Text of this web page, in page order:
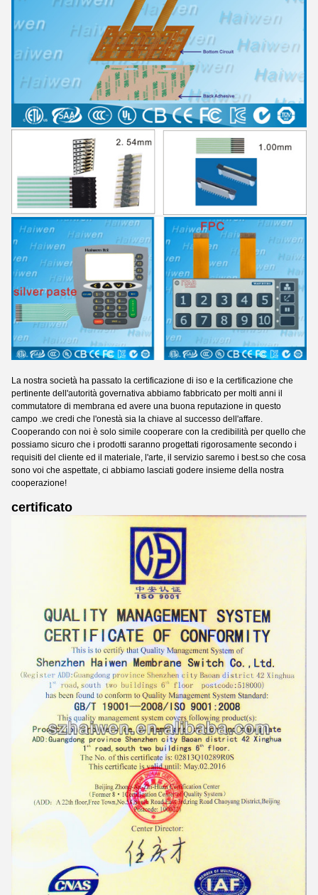
La nostra società ha passato la certificazione di iso e la certificazione che
pertinente dell'autorità governativa abbiamo fabbricato per molti anni il
commutatore di membrana ed avere una buona reputazione in questo
campo .we credi che l'onestà sia la chiave al successo dell'affare.
Cooperando con noi è solo simile cooperare con la credibilità per quello che
possiamo sicuro che i prodotti saranno progettati rigorosamente secondo i
requisiti del cliente ed il materiale, l'arte, il servizio saremo i best.so che cosa
sono voi che aspettate, ci abbiamo lasciati godere insieme della nostra
cooperazione!
certificato